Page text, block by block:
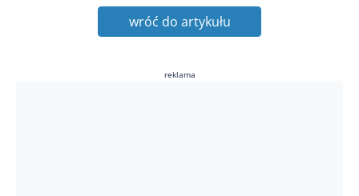
wróć do artykułu
reklama